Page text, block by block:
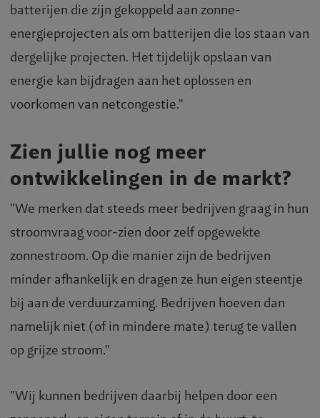
batterijen die zijn gekoppeld aan zonne-
energieprojecten als om batterijen die los staan van
dergelijke projecten. Het tijdelijk opslaan van
energie kan bijdragen aan het oplossen en
voorkomen van netcongestie."
Zien jullie nog meer
ontwikkelingen in de markt?
"We merken dat steeds meer bedrijven graag in hun
stroomvraag voor-zien door zelf opgewekte
zonnestroom. Op die manier zijn de bedrijven
minder afhankelijk en dragen ze hun eigen steentje
bij aan de verduurzaming. Bedrijven hoeven dan
namelijk niet (of in mindere mate) terug te vallen
op grijze stroom."
"Wij kunnen bedrijven daarbij helpen door een